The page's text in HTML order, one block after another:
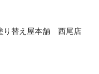
り替え屋本舗 西尾店